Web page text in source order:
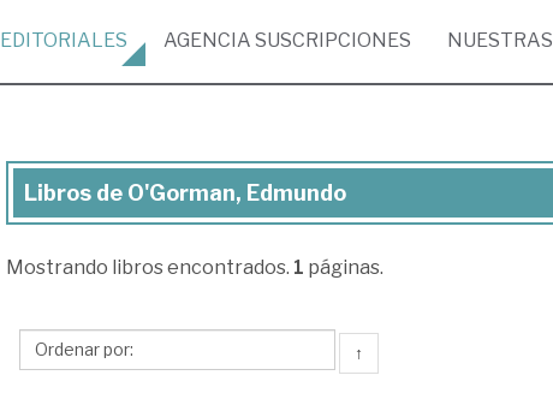
EDITORIALES AGENCIA SUSCRIPCIONES NUESTRAS
Libros
O'Gorman,
Libros de O'Gorman, Edmundo
Mostrando libros encontrados. 1 páginas.
↑